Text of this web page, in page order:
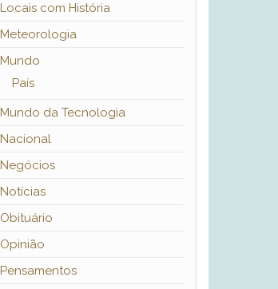
Locais com História
Meteorologia
Mundo
País
Mundo da Tecnologia
Nacional
Negócios
Notícias
Obituário
Opinião
Pensamentos